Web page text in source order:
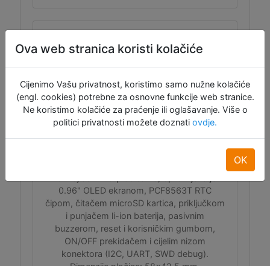
Pločica za proširenje za XIAO
0.96" OLED ekranom, PCF8563T RTC
čipom, čitačem microSD kartica, priključkom
i punjačem li-ion baterija, pasivnim
buzzerom, reset i korisničkim gumbom,
ON/OFF prekidačem i cijelim nizom
konektora (I2C, UART, SWD debug).
Ova web stranica koristi kolačiće
Cijenimo Vašu privatnost, koristimo samo nužne kolačiće
(engl. cookies) potrebne za osnovne funkcije web stranice.
Ne koristimo kolačiće za praćenje ili oglašavanje. Više o
politici privatnosti možete doznati ovdje.
OK